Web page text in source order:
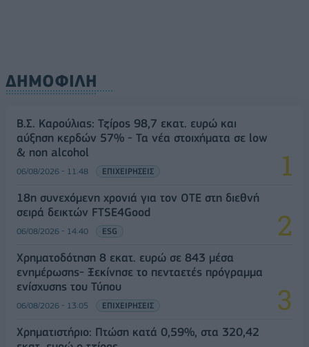
ΔΗΜΟΦΙΛΗ
Β.Σ. Καρούλιας: Τζίρος 98,7 εκατ. ευρώ και
αύξηση κερδών 57% - Τα νέα στοιχήματα σε low
& non alcohol
06/08/2026 - 11:48 ΕΠΙΧΕΙΡΗΣΕΙΣ
18η συνεχόμενη χρονιά για τον ΟΤΕ στη διεθνή
σειρά δεικτών FTSE4Good
06/08/2026 - 14:40 ESG
Χρηματοδότηση 8 εκατ. ευρώ σε 843 μέσα
ενημέρωσης- Ξεκίνησε το πενταετές πρόγραμμα
ενίσχυσης του Τύπου
06/08/2026 - 13:05 ΕΠΙΧΕΙΡΗΣΕΙΣ
Χρηματιστήριο: Πτώση κατά 0,59%, στα 320,42